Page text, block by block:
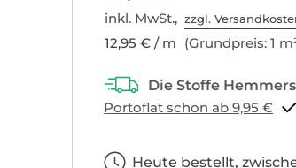
inkl. MwSt.,zzgl.
12,95 € / m (Grundpreis: 1
Portoflat schon ab 9,95 €
Heute bestellt,